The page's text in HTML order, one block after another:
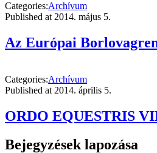
Categories:Archívum
Published at 2014. május 5.
Az Európai
Categories:Archívum
Published at 2014. április 5.
ORDO EQUESTRIS
Bejegyzések lapozása